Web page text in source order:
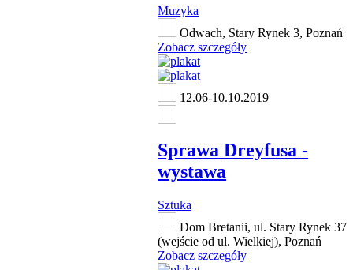
Muzyka
Odwach, Stary Rynek 3, Poznań
Zobacz szczegóły
12.06-10.10.2019
Sprawa Dreyfusa -
wystawa
Sztuka
Dom Bretanii, ul. Stary Rynek 37
(wejście od ul. Wielkiej), Poznań
Zobacz szczegóły